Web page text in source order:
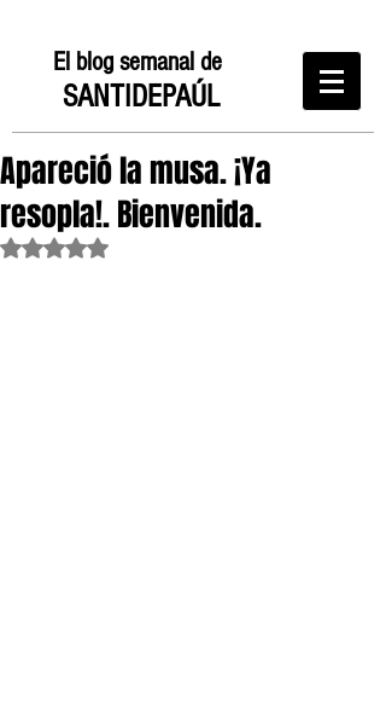
El blog semanal de
SANTIDEPAÚL
Apareció la musa. ¡Ya
resopla!. Bienvenida.
Obtuvo NaN de 5 estrellas.